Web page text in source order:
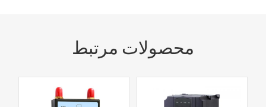
محصولات مرتبط